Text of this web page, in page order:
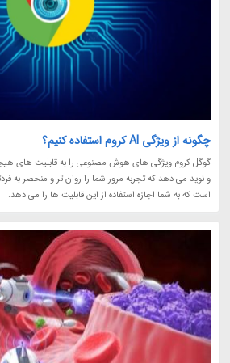
چگونه از ویژگی AI کروم استفاده کنیم؟
گوگل کروم ویژگی های هوش مصنوعی را به قابلیت های
است که به شما اجازه استفاده از این قابلیت ها را می دهد.